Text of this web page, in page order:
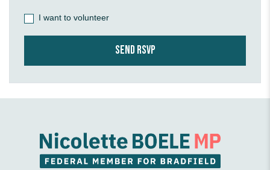
I want to volunteer